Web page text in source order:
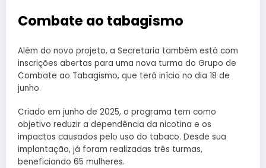
Combate ao tabagismo
Além do novo projeto, a Secretaria também está com
inscrições abertas para uma nova turma do Grupo de
Combate ao Tabagismo, que terá início no dia 18 de
junho.
Criado em junho de 2025, o programa tem como
objetivo reduzir a dependência da nicotina e os
impactos causados pelo uso do tabaco. Desde sua
implantação, já foram realizadas três turmas,
beneficiando 65 mulheres.